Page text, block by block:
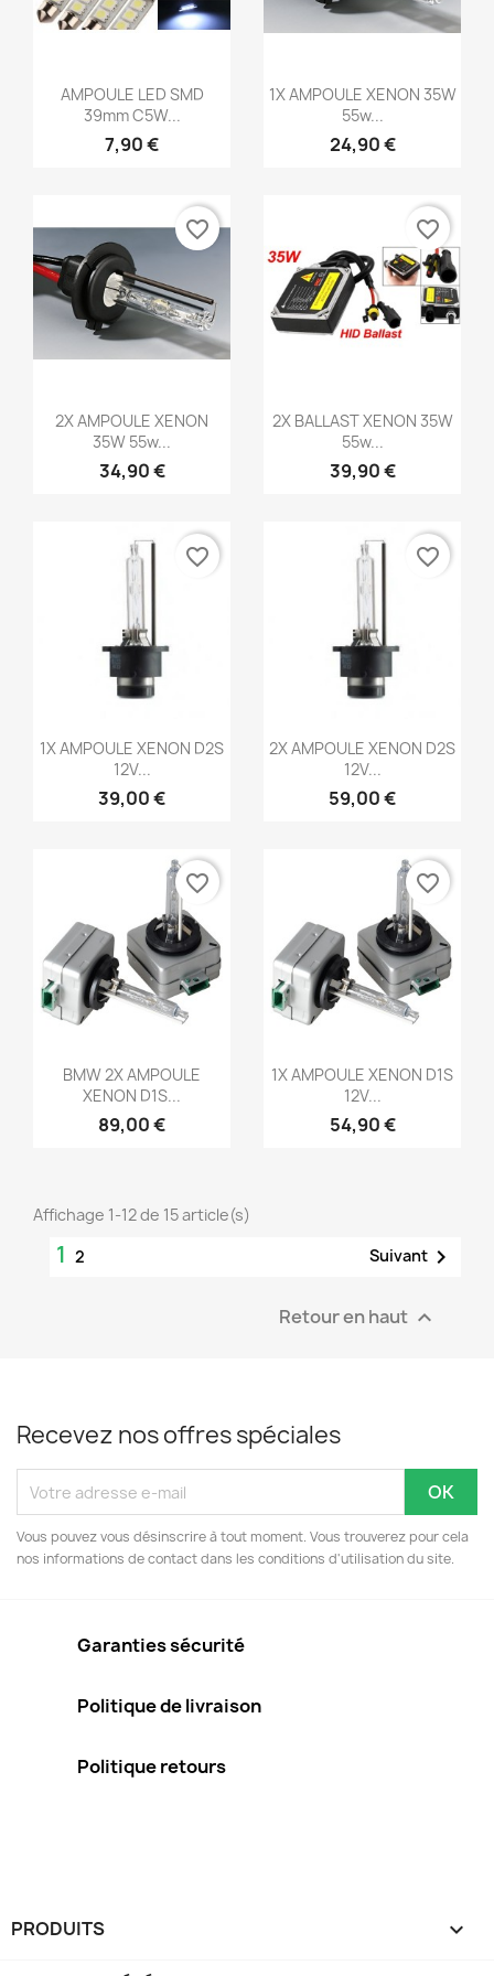
Aperçu rapide
AMPOULE LED SMD
39mm C5W...
7,90 €
Aperçu rapide
1X AMPOULE XENON 35W
55w...
24,90 €
Aperçu rapide
2X AMPOULE XENON
35W 55w...
34,90 €
favorite_border
Aperçu rapide
2X BALLAST XENON 35W
55w...
39,90 €
favorite_border
Aperçu rapide
1X AMPOULE XENON D2S
12V...
39,00 €
favorite_border
Aperçu rapide
2X AMPOULE XENON D2S
12V...
59,00 €
favorite_border
Aperçu rapide
BMW 2X AMPOULE
XENON D1S...
89,00 €
favorite_border
Aperçu rapide
1X AMPOULE XENON D1S
12V...
54,90 €
favorite_border
Affichage 1-12 de 15 article(s)
1 2 Suivant 
Retour en haut 
Recevez nos offres spéciales
Vous pouvez vous désinscrire à tout moment. Vous trouverez pour cela
nos informations de contact dans les conditions d'utilisation du site.
Garanties sécurité
Politique de livraison
Politique retours
PRODUITS 